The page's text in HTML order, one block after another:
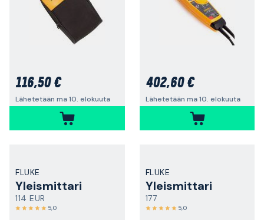
116,50 €
Lähetetään ma 10. elokuuta
402,60 €
Lähetetään ma 10. elokuuta
FLUKE
Yleismittari
114 EUR
5,0
FLUKE
Yleismittari
177
5,0